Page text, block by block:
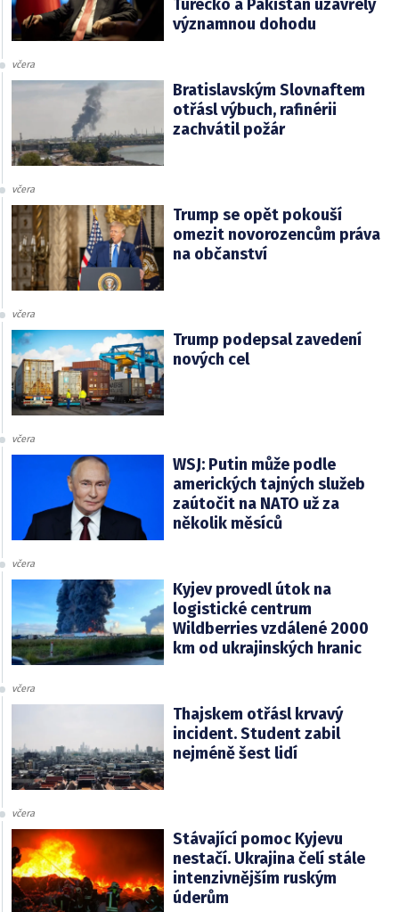
Turecko a Pákistán uzavřely
významnou dohodu
včera
Bratislavským Slovnaftem
otřásl výbuch, rafinérii
zachvátil požár
včera
Trump se opět pokouší
omezit novorozencům práva
na občanství
včera
Trump podepsal zavedení
nových cel
včera
WSJ: Putin může podle
amerických tajných služeb
zaútočit na NATO už za
několik měsíců
včera
Kyjev provedl útok na
logistické centrum
Wildberries vzdálené 2000
km od ukrajinských hranic
včera
Thajskem otřásl krvavý
incident. Student zabil
nejméně šest lidí
včera
Stávající pomoc Kyjevu
nestačí. Ukrajina čelí stále
intenzivnějším ruským
úderům